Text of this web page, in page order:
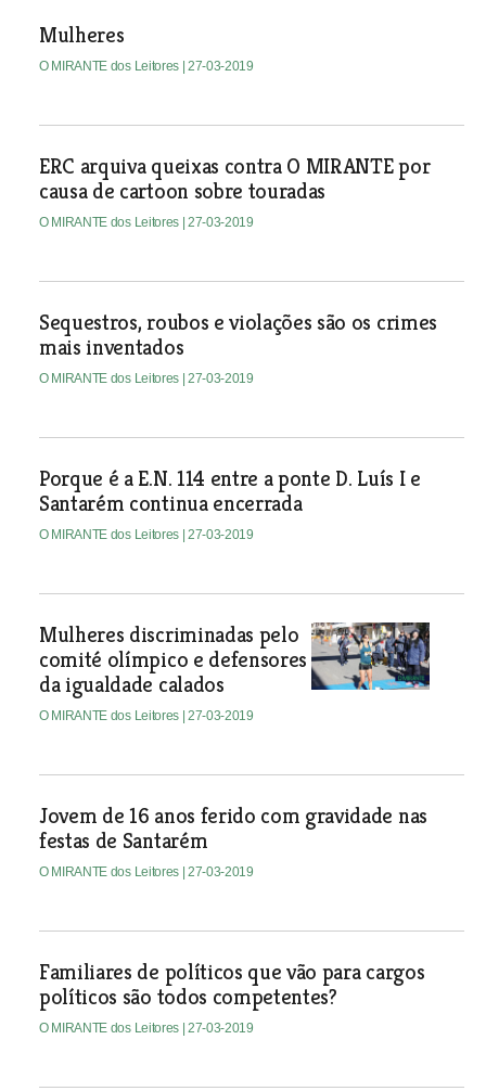
Mulheres
O MIRANTE dos Leitores | 27-03-2019
ERC arquiva queixas contra O MIRANTE por
causa de cartoon sobre touradas
O MIRANTE dos Leitores | 27-03-2019
Sequestros, roubos e violações são os crimes
mais inventados
O MIRANTE dos Leitores | 27-03-2019
Porque é a E.N. 114 entre a ponte D. Luís I e
Santarém continua encerrada
O MIRANTE dos Leitores | 27-03-2019
Mulheres discriminadas pelo
comité olímpico e defensores
da igualdade calados
O MIRANTE dos Leitores | 27-03-2019
Jovem de 16 anos ferido com gravidade nas
festas de Santarém
O MIRANTE dos Leitores | 27-03-2019
Familiares de políticos que vão para cargos
políticos são todos competentes?
O MIRANTE dos Leitores | 27-03-2019